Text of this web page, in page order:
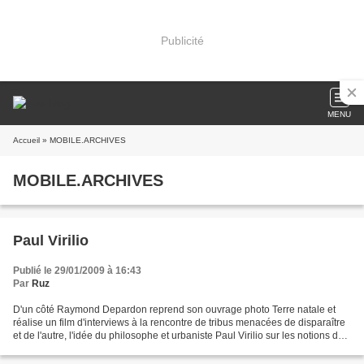
Publicité
MENU
Accueil » MOBILE.ARCHIVES
MOBILE.ARCHIVES
Paul Virilio
Publié le 29/01/2009 à 16:43
Par Ruz
D'un côté Raymond Depardon reprend son ouvrage photo Terre natale et
réalise un film d'interviews à la rencontre de tribus menacées de disparaître
et de l'autre, l'idée du philosophe et urbaniste Paul Virilio sur les notions de